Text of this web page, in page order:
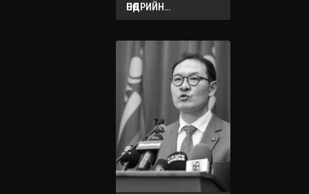
ӨНӨӨДРИЙН
ХУРАЛДААНААС
ШИЙДВЭРҮҮД